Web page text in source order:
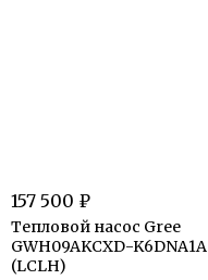
157 500 ₽
Тепловой насос Gree
GWH09AKCXD-K6DNA1A
(LCLH)